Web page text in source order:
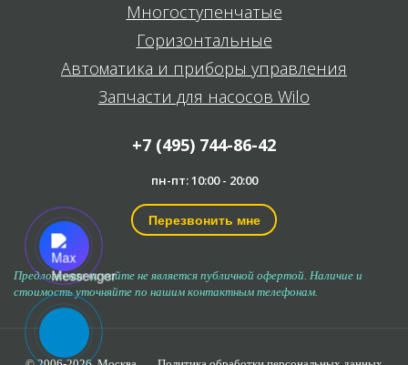
Многоступенчатые
Горизонтальные
Автоматика и приборы управления
Запчасти для насосов Wilo
+7 (495) 744-86-42
пн-пт: 10:00 - 20:00
Перезвонить мне
Предложение на сайте не является публичной офертой. Наличие и
стоимость уточняйте по нашим контактным телефонам.